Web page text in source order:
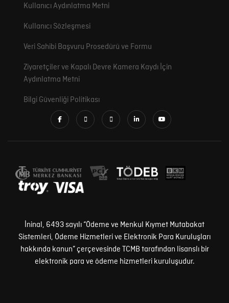
Kullanıcı Aydınlatma Metni
Kullanıcı Sözleşmesi
Veri Sahibi Başvuru Prosedürü ve Formu
Ziyaretçiler ve Kapalı Devre Kamera Kaydı İçin
Aydınlatma Metni
Bilgi Güvenliği Politikası
İninal, 6493 sayılı “Ödeme ve Menkul Kıymet Mutabakat
Sistemleri, Ödeme Hizmetleri ve Elektronik Para Kuruluşları
hakkında kanun” çerçevesinde TCMB tarafından lisanslı bir
elektronik para ve ödeme hizmetleri kuruluşudur.